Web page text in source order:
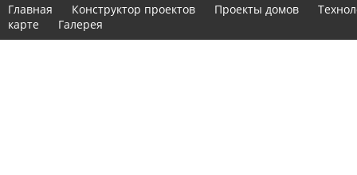
Главная Конструктор проектов Проекты домов
карте
Галерея